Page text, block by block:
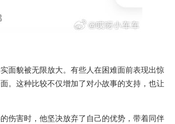
面貌被无限放大。有些人在困难面前表现出惊
。这种比较不仅增加了对小故事的支持，也让
伤害时，他坚决放弃了自己的优势，带着同伴